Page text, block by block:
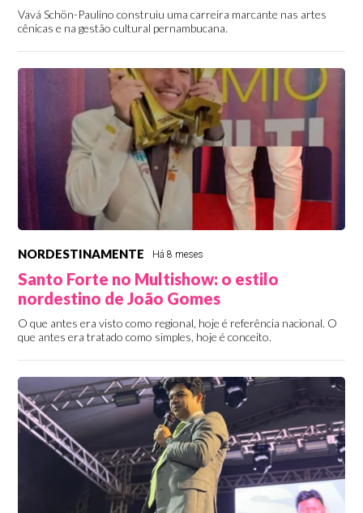
Vavá Schön-Paulino construiu uma carreira marcante nas artes
cênicas e na gestão cultural pernambucana.
NORDESTINAMENTE Há 8 meses
Santo Forte no Multishow: o estilo
nordestino de João Gomes
O que antes era visto como regional, hoje é referência nacional. O
que antes era tratado como simples, hoje é conceito.